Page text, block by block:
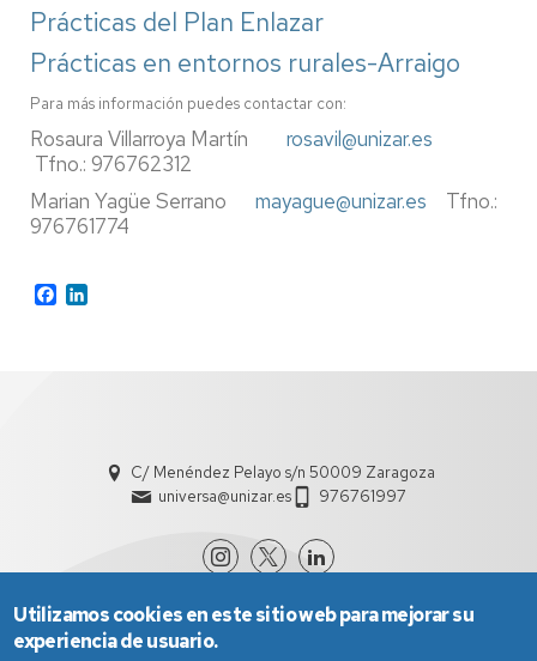
Prácticas del Plan Enlazar
Prácticas en entornos rurales-Arraigo
Para más información puedes contactar con:
Rosaura Villarroya Martín rosavil@unizar.es
Tfno.: 976762312
Marian Yagüe Serrano mayague@unizar.es Tfno.:
976761774
Facebook
C/ Menéndez Pelayo s/n 50009 Zaragoza
universa@unizar.es
976761997
Utilizamos cookies en este sitio web para mejorar su
experiencia de usuario.